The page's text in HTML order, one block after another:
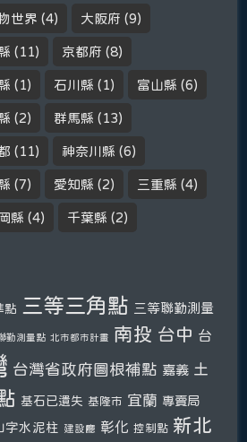
世界 (4) 大阪府 (9)
(11) 京都府 (8)
(1) 石川縣 (1) 富山縣 (6)
(2) 群馬縣 (13)
(11) 神奈川縣 (6)
(7) 愛知縣 (2) 三重縣 (4)
縣 (4) 千葉縣 (2)
點 三等三角點 三等聯勤測量
勤測量點 北市都市計畫 南投 台中 台
台灣省政府圖根補點 嘉義 土
基石已遺失 基隆市 宜蘭 專賣局
字水泥柱 建設廳 彰化 控制點 新北